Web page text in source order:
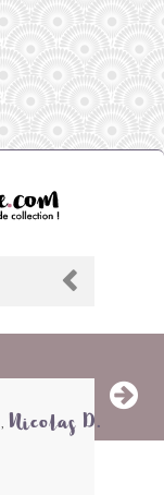
Nicolas D.